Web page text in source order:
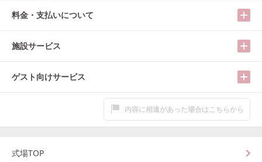
料金・支払いについて
施設サービス
ゲスト向けサービス
内容に相違があった場合はこちらから
式場TOP